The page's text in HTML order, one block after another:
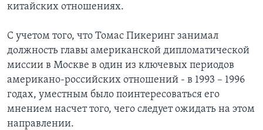
китайских отношениях.
С учетом того, что Томас Пикеринг занимал
должность главы американской дипломатической
миссии в Москве в один из ключевых периодов
американо-российских отношений - в 1993 – 1996
годах, уместным было поинтересоваться его
мнением насчет того, чего следует ожидать на этом
направлении.